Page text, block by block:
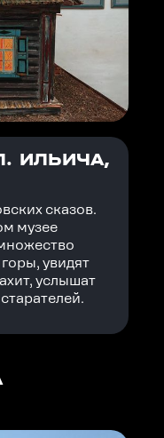
ИЛЬИЧА,
сказов.
музее
увидят
услышат